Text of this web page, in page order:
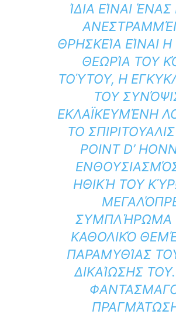
ΊΔΙΑ ΕΊΝΑΙ
ΘΡΗΣΚΕΊΑ ΕΊΝΑΙ
ΘΕΩΡΊΑ ΤΟΥ
ΤΟΎΤΟΥ, Η
ΤΟΥ
ΕΚΛΑΪΚΕΥΜΈΝΗ
ΤΟ
POINT D’
ΗΘΙΚΉ ΤΟΥ
ΣΥΜΠΛΉΡΩΜΑ
ΚΑΘΟΛΙΚΌ
ΠΑΡΑΜΥΘΊΑΣ
ΔΙΚΑΊΩΣΗΣ